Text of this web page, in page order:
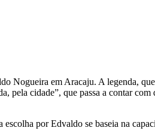
Nogueira em Aracaju. A legenda,
pela cidade”, que passa a contar
por Edvaldo se baseia na